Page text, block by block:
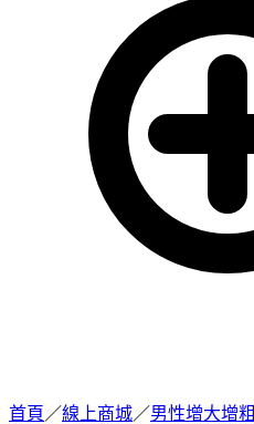
首頁 ／線上商城／男性增大增粗